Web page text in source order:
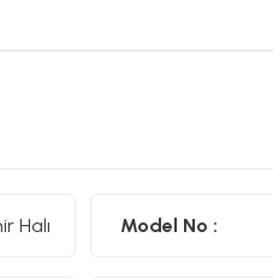
Halı Model No :